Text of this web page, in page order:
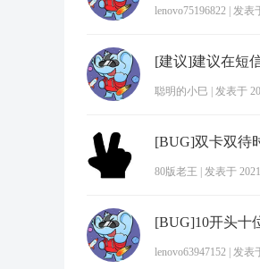
lenovo75196822 发表
[建议]建议在短
聪明的小巳 发表于
[BUG]双卡双待
80版老王 发表于
[BUG]10开头十
lenovo63947152 发表